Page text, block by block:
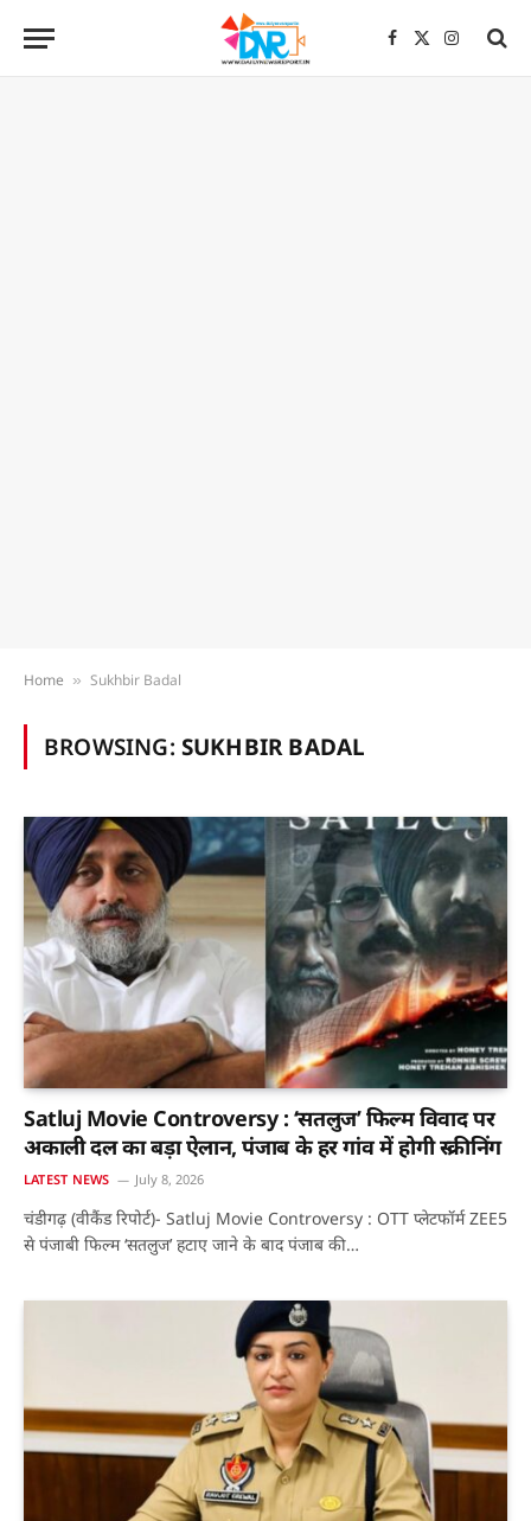
Facebook
X
Home » Sukhbir Badal
BROWSING: SUKHBIR BADAL
Satluj Movie Controversy : ‘सतलुज’ फिल्म विवाद पर
अकाली दल का बड़ा ऐलान, पंजाब के हर गांव में होगी स्क्रीनिंग
LATEST NEWS July 8, 2026
चंडीगढ़ (वीकैंड रिपोर्ट)- Satluj Movie Controversy : OTT प्लेटफॉर्म ZEE5
से पंजाबी फिल्म ‘सतलुज’ हटाए जाने के बाद पंजाब की…